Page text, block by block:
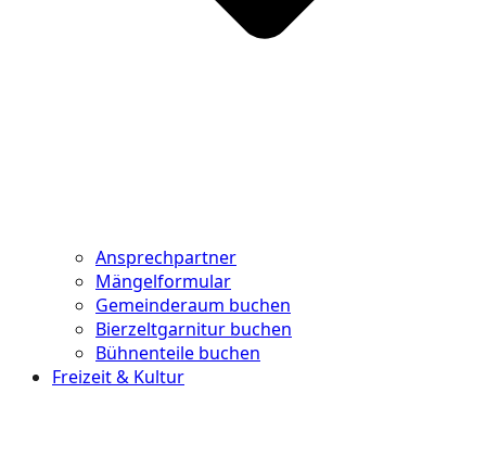
Ansprechpartner
Mängelformular
Gemeinderaum buchen
Bierzeltgarnitur buchen
Bühnenteile buchen
Freizeit & Kultur